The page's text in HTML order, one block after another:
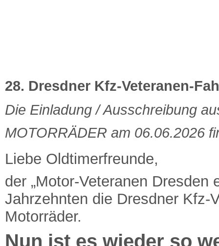
28. Dresdner Kfz-Veteranen-
Die Einladung / Ausschreibung
MOTORRÄDER am 06.06.2026
Liebe Oldtimerfreunde,
der „Motor-Veteranen Dresden
Jahrzehnten die Dresdner Kfz-
Motorräder.
Nun ist es wieder so